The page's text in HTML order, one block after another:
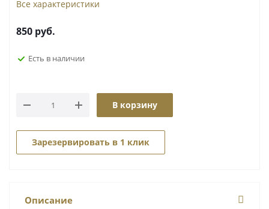
Все характеристики
850 руб.
Есть в наличии
В корзину
Зарезервировать в 1 клик
Описание